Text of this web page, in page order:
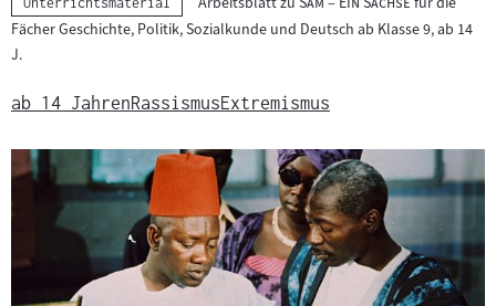
:
t
r
c
h
t
m
Fächer Geschichte, Politik, Sozialkunde und Deutsch ab Klasse 9, ab 14
J.
ab 14 JahrenRassismusExtremismus